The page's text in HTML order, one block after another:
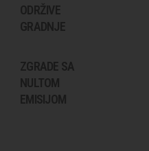
ODRŽIVE
GRADNJE
ZGRADE SA
NULTOM
EMISIJOM